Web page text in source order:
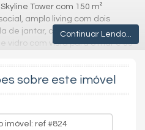
Tower com 150 m²
amplo living com dois
de jantar, cozinha gourmet
vidro com vista para o mar e 03
de alto padrão da FG
referência em alto padrão no
outro ícone da construção civil
da Barra Norte e da FG Big
Continuar Lendo...
sobre este imóvel